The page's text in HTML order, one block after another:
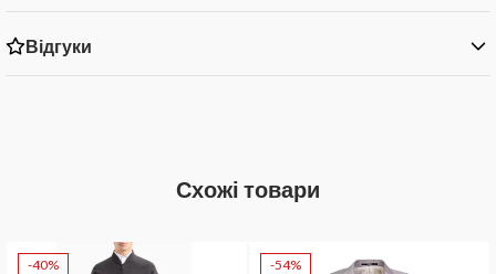
Відгуки
Схожі товари
-40% -54%